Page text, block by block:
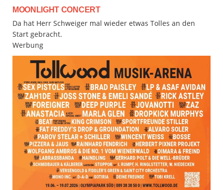
MOONLIGHT CONCERT
Da hat Herr Schweiger mal wieder etwas Tolles an den
Start gebracht.
Werbung